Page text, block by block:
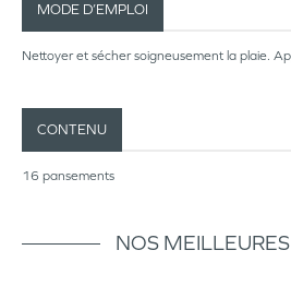
MODE D’EMPLOI
Nettoyer et sécher soigneusement la plaie.
CONTENU
16 pansements
NOS MEILLEURES